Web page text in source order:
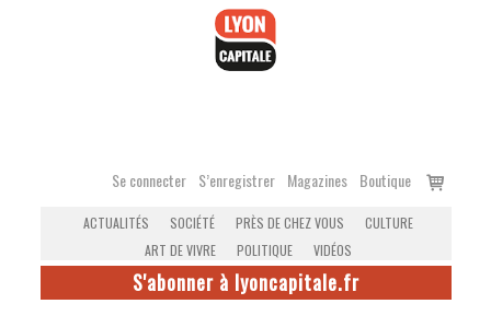
Se connecter S’enregistrer Magazines Boutique
Voir
ACTUALITÉS SOCIÉTÉ PRÈS DE CHEZ VOUS
CULTURE
ART DE VIVRE
POLITIQUE VIDÉOS
S'abonner à lyoncapitale.fr